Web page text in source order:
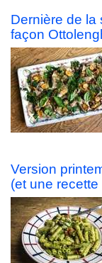
Dernière de la
façon
Version
(et une